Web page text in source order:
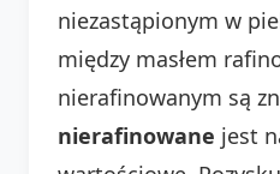
niezastąpionym w
między masłem
nierafinowanym są
nierafinowane jest